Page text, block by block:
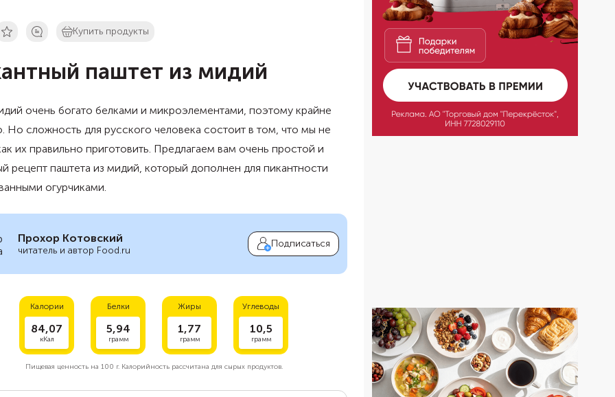
Купить продукты
паштет из мидий
очень богато белками и микроэлементами, поэтому крайне
Но сложность для русского человека состоит в том, что мы не
их правильно приготовить. Предлагаем вам очень простой и
рецепт паштета из мидий, который дополнен для пикантности
огурчиками.
Прохор Котовский
читатель и автор Food.ru
Подписаться
Калории
84,07
кКал
Белки
5,94
грамм
Жиры
1,77
грамм
Углеводы
10,5
грамм
Пищевая ценность на 100 г.Калорийность рассчитана для сырых продуктов.